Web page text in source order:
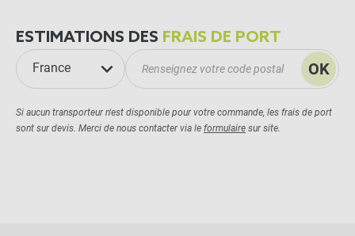
ESTIMATIONS DES FRAIS DE PORT
France OK
Si aucun transporteur n'est disponible pour votre commande, les frais de port
sont sur devis. Merci de nous contacter via le formulaire sur site.